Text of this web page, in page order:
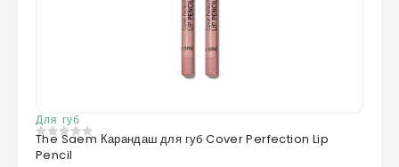
Для губ
0из 5
The Saem Карандаш для губ Cover Perfection Lip
Pencil